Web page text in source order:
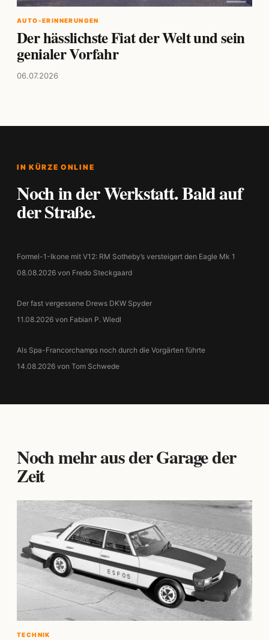
AUTO-ERINNERUNGEN
Der hässlichste Fiat der Welt und sein
genialer Vorfahr
06.07.2026
IN KÜRZE ONLINE
Noch in der Werkstatt. Bald auf
der Straße.
Formel-1-Ikone mit V12: RM Sotheby’s versteigert den Eagle Mk 1
08.08.2026 von Fredo Steckgaard
Der fast vergessene Drews DKW Spyder
11.08.2026 von Fabian P. Wiedl
Als Spa-Francorchamps noch durch die Vorgärten führte
14.08.2026 von Tom Schwede
Noch mehr aus der Garage der
Zeit
TECHNIK